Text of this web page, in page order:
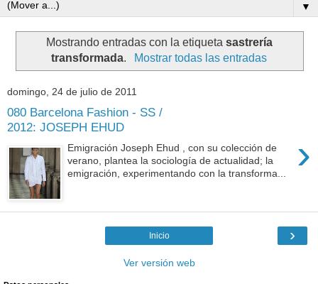
▼
Mostrando entradas con la etiqueta sastrería
transformada. Mostrar todas las entradas
domingo, 24 de julio de 2011
080 Barcelona Fashion - SS /
2012: JOSEPH EHUD
›
Emigración Joseph Ehud , con su colección de
verano, plantea la sociología de actualidad; la
emigración, experimentando con la transforma...
›
Inicio
Ver versión web